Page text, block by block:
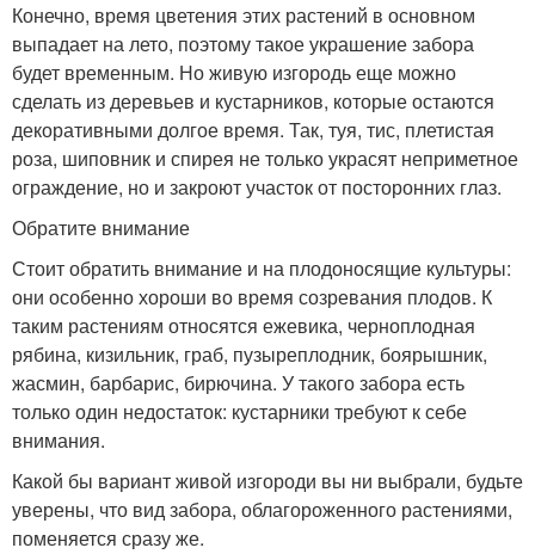
Конечно, время цветения этих растений в основном
выпадает на лето, поэтому такое украшение забора
будет временным. Но живую изгородь еще можно
сделать из деревьев и кустарников, которые остаются
декоративными долгое время. Так, туя, тис, плетистая
роза, шиповник и спирея не только украсят неприметное
ограждение, но и закроют участок от посторонних глаз.
Обратите внимание
Стоит обратить внимание и на плодоносящие культуры:
они особенно хороши во время созревания плодов. К
таким растениям относятся ежевика, черноплодная
рябина, кизильник, граб, пузыреплодник, боярышник,
жасмин, барбарис, бирючина. У такого забора есть
только один недостаток: кустарники требуют к себе
внимания.
Какой бы вариант живой изгороди вы ни выбрали, будьте
уверены, что вид забора, облагороженного растениями,
поменяется сразу же.